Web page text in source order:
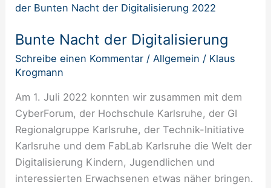
Bunte Nacht der Digitalisierung
Schreibe einen Kommentar / Allgemein / Klaus
Krogmann
Am 1. Juli 2022 konnten wir zusammen mit dem
CyberForum, der Hochschule Karlsruhe, der GI
Regionalgruppe Karlsruhe, der Technik-Initiative
Karlsruhe und dem FabLab Karlsruhe die Welt der
Digitalisierung Kindern, Jugendlichen und
interessierten Erwachsenen etwas näher bringen.
Nacht
Digitalisierung